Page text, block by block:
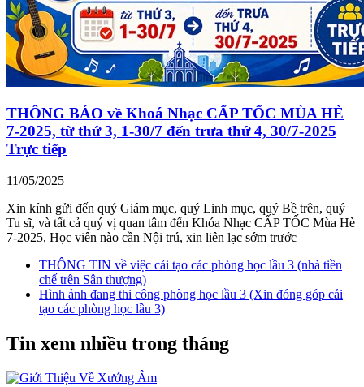
THÔNG BÁO về Khoá Nhạc CẤP TỐC MÙA HÈ
7-2025, từ thứ 3, 1-30/7 đến trưa thứ 4, 30/7-2025
Trực tiếp
11/05/2025
Xin kính gửi đến quý Giám mục, quý Linh mục, quý Bề trên, quý
Tu sĩ, và tất cả quý vị quan tâm đến Khóa Nhạc CẤP TỐC Mùa Hè
7-2025, Học viên nào cần Nội trú, xin liên lạc sớm trước
THÔNG TIN về việc cải tạo các phòng học lầu 3 (nhà tiền
chế trên Sân thượng)
Hình ảnh đang thi công phòng học lầu 3 (Xin đóng góp cải
tạo các phòng học lầu 3)
Tin xem nhiều trong tháng